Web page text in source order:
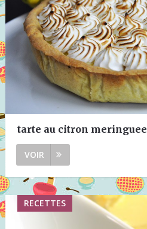
tarte au citron meringuee
VOIR
RECETTES